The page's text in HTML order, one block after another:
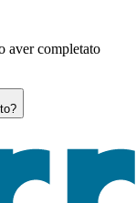
aver completato